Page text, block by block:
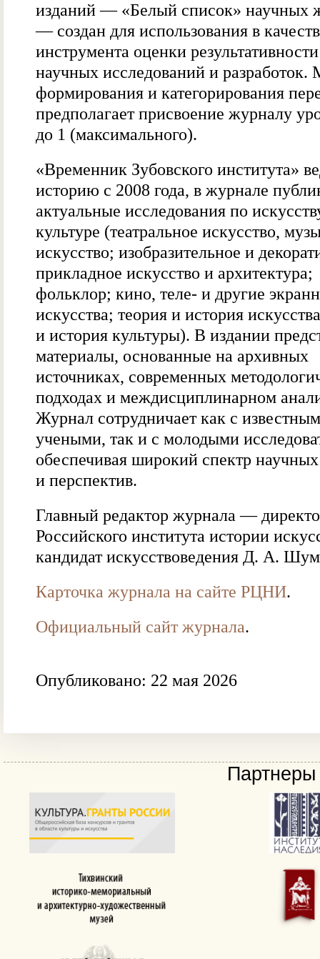
изданий — «Белый список» научных
— создан для использования в
инструмента оценки результативности
научных исследований и разработок.
формирования и категорирования
предполагает присвоение журналу
до 1 (максимального).
«Временник Зубовского института»
историю с 2008 года, в журнале
актуальные исследования по
культуре (театральное искусство,
искусство; изобразительное и
прикладное искусство и архитектура;
фольклор; кино, теле- и другие
искусства; теория и история
и история культуры). В издании
материалы, основанные на архивных
источниках, современных
подходах и междисциплинарном
Журнал сотрудничает как с
учеными, так и с молодыми
обеспечивая широкий спектр
и перспектив.
Главный редактор журнала —
Российского института истории
кандидат искусствоведения Д. А.
Карточка журнала на сайте РЦНИ.
Официальный сайт журнала.
Опубликовано: 22 мая 2026
Партнеры